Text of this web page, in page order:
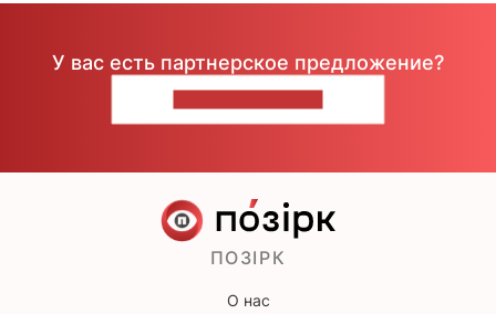
У вас есть партнерское предложение?
ПОЗІРК
О нас